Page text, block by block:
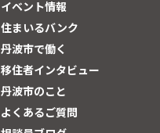
イベント情報
住まいるバンク
丹波市で働く
移住者インタビュー
丹波市のこと
よくあるご質問